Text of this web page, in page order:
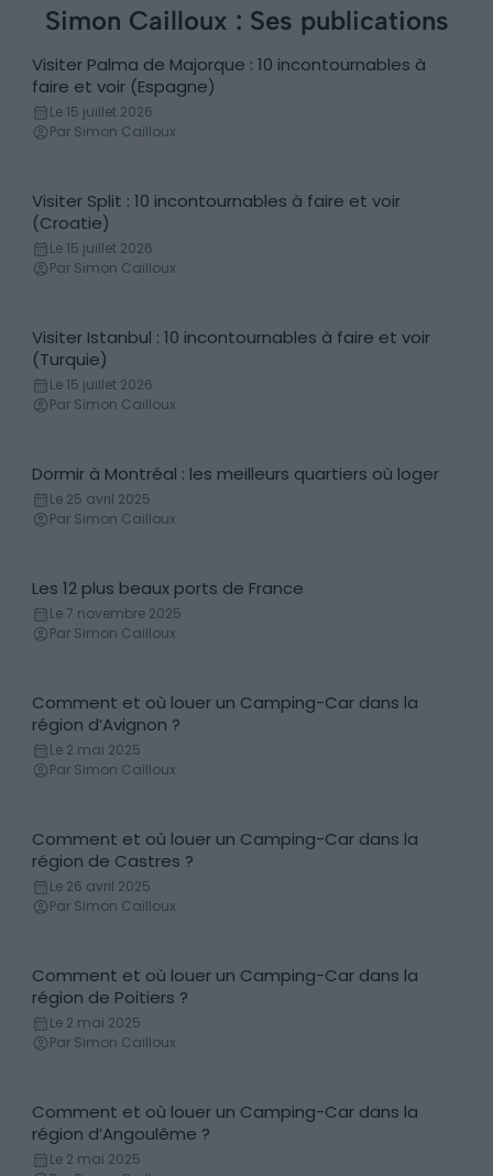
Simon Cailloux : Ses publications
Incontournables
Visiter Palma de Majorque : 10 incontournables à
faire et voir (Espagne)
Le 15 juillet 2026
Par Simon Cailloux
Incontournables
Visiter Split : 10 incontournables à faire et voir
(Croatie)
Le 15 juillet 2026
Par Simon Cailloux
Incontournables
Visiter Istanbul : 10 incontournables à faire et voir
(Turquie)
Le 15 juillet 2026
Par Simon Cailloux
Conseils logement
Dormir à Montréal : les meilleurs quartiers où loger
Le 25 avril 2025
Par Simon Cailloux
Lieux
Les 12 plus beaux ports de France
Le 7 novembre 2025
Par Simon Cailloux
Location de camping-car
Comment et où louer un Camping-Car dans la
région d’Avignon ?
Le 2 mai 2025
Par Simon Cailloux
Location de camping-car
Comment et où louer un Camping-Car dans la
région de Castres ?
Le 26 avril 2025
Par Simon Cailloux
Location de camping-car
Comment et où louer un Camping-Car dans la
région de Poitiers ?
Le 2 mai 2025
Par Simon Cailloux
Location de camping-car
Comment et où louer un Camping-Car dans la
région d’Angoulême ?
Le 2 mai 2025